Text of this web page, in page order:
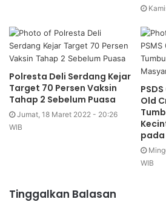
Polresta Deli Serdang Kejar
Target 70 Persen Vaksin
Tahap 2 Sebelum Puasa
Jumat, 18 Maret 2022 - 20:26
WIB
Old
WIB
Tinggalkan Balasan